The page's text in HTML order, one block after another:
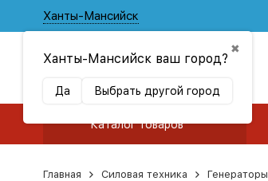
Ханты-Мансийск
✖
Ханты-Мансийск ваш город?
Да Выбрать другой город
Каталог товаров
Главная Силовая техника Генераторы